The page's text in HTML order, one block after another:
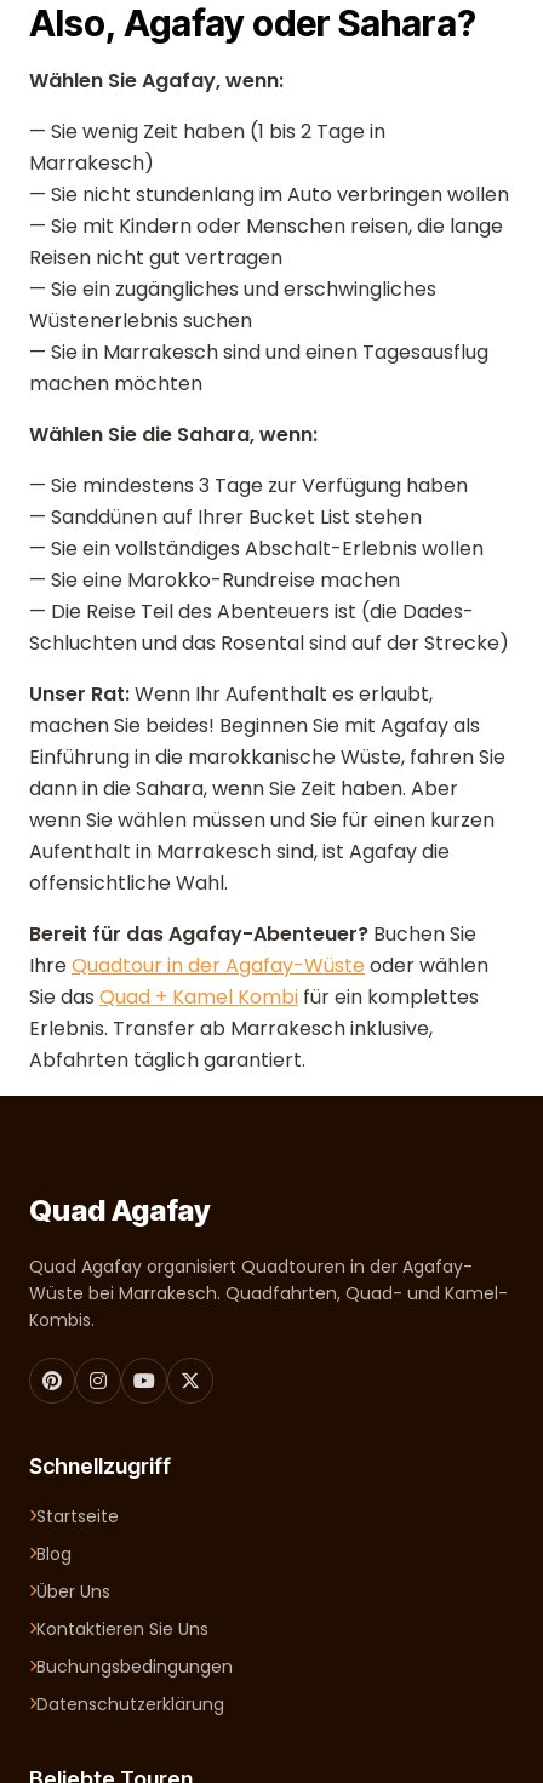
Also, Agafay oder Sahara?
Wählen Sie Agafay, wenn:
— Sie wenig Zeit haben (1 bis 2 Tage in
Marrakesch)
— Sie nicht stundenlang im Auto verbringen wollen
— Sie mit Kindern oder Menschen reisen, die lange
Reisen nicht gut vertragen
— Sie ein zugängliches und erschwingliches
Wüstenerlebnis suchen
— Sie in Marrakesch sind und einen Tagesausflug
machen möchten
Wählen Sie die Sahara, wenn:
— Sie mindestens 3 Tage zur Verfügung haben
— Sanddünen auf Ihrer Bucket List stehen
— Sie ein vollständiges Abschalt-Erlebnis wollen
— Sie eine Marokko-Rundreise machen
— Die Reise Teil des Abenteuers ist (die Dades-
Schluchten und das Rosental sind auf der Strecke)
Unser Rat:Wenn Ihr Aufenthalt es erlaubt,
machen Sie beides! Beginnen Sie mit Agafay als
Einführung in die marokkanische Wüste, fahren Sie
dann in die Sahara, wenn Sie Zeit haben. Aber
wenn Sie wählen müssen und Sie für einen kurzen
Aufenthalt in Marrakesch sind, ist Agafay die
offensichtliche Wahl.
Bereit für das Agafay-Abenteuer? Buchen Sie
IhreQuadtour in der Agafay-Wüsteoder wählen
Sie das Quad + Kamel Kombi für ein komplettes
Erlebnis. Transfer ab Marrakesch inklusive,
Abfahrten täglich garantiert.
Quad Agafay
Quad Agafay organisiert Quadtouren in der Agafay-
Wüste bei Marrakesch. Quadfahrten, Quad- und Kamel-
Kombis.
Schnellzugriff
Startseite
Blog
Über Uns
Kontaktieren Sie Uns
Buchungsbedingungen
Datenschutzerklärung